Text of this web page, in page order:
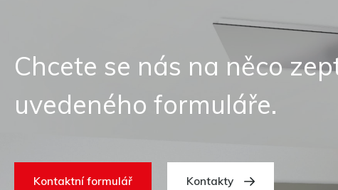
Chcete se nás na něco
uvedeného formuláře.
Kontaktní formulář Kontakty